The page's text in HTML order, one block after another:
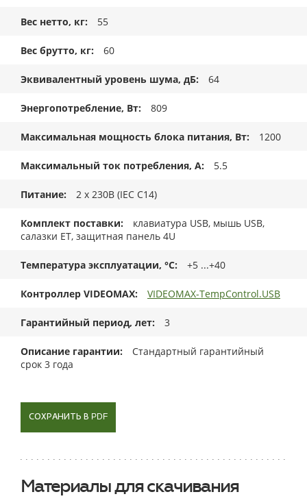
Вес нетто, кг 55
Вес брутто, кг 60
Эквивалентный уровень шума, дБ 64
Энергопотребление, Вт 809
Максимальная мощность блока питания, Вт 1200
Максимальный ток потребления, А 5.5
Питание 2 x 230В (IEC C14)
Комплект поставки
клавиатура USB, мышь USB,
салазки ET, защитная панель 4U
Температура эксплуатации, °C +5 ...+40
Контроллер VIDEOMAX VIDEOMAX-TempControl.USB
Гарантийный период, лет 3
Описание гарантии
Стандартный гарантийный
срок 3 года
СОХРАНИТЬ В PDF
Материалы для скачивания